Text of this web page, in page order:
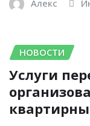
Алекс
НОВОСТИ
Услуги